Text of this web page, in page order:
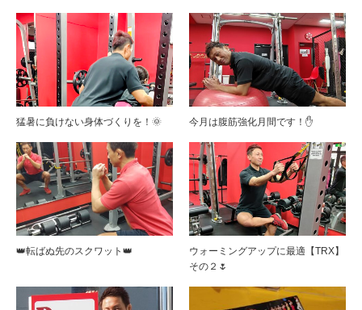
猛暑に負けない身体づくりを！🌞 今月は腹筋強化月間です！✋
👑転ばぬ先のスクワット👑
ウォーミングアップに最適【TRX】
その２🌷